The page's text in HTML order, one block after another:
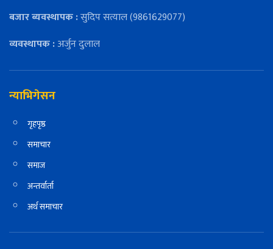
बजार ब्यवस्थापक :सुदिप सत्याल (9861629077)
व्यवस्थापक :अर्जुन दुलाल
न्याभिगेसन
गृहपृष्ठ
समाचार
समाज
अन्तर्वार्ता
अर्थ समाचार